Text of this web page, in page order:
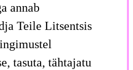
annab
Teile Litsentsis
tasuta, tähtajatu